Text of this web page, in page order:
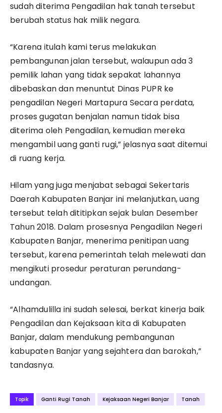
sudah diterima Pengadilan hak tanah tersebut
berubah status hak milik negara.
“Karena itulah kami terus melakukan
pembangunan jalan tersebut, walaupun ada 3
pemilik lahan yang tidak sepakat lahannya
dibebaskan dan menuntut Dinas PUPR ke
pengadilan Negeri Martapura Secara perdata,
proses gugatan benjalan namun tidak bisa
diterima oleh Pengadilan, kemudian mereka
mengambil uang ganti rugi,” jelasnya saat ditemui
di ruang kerja.
Hilam yang juga menjabat sebagai Sekertaris
Daerah Kabupaten Banjar ini melanjutkan, uang
tersebut telah dititipkan sejak bulan Desember
Tahun 2018. Dalam prosesnya Pengadilan Negeri
Kabupaten Banjar, menerima penitipan uang
tersebut, karena pemerintah telah melewati dan
mengikuti prosedur peraturan perundang-
undangan.
“Alhamdulilla ini sudah selesai, berkat kinerja baik
Pengadilan dan Kejaksaan kita di Kabupaten
Banjar, dalam mendukung pembangunan
kabupaten Banjar yang sejahtera dan barokah,”
tandasnya.
Topik Ganti Rugi Tanah Kejaksaan Negeri Banjar Tanah